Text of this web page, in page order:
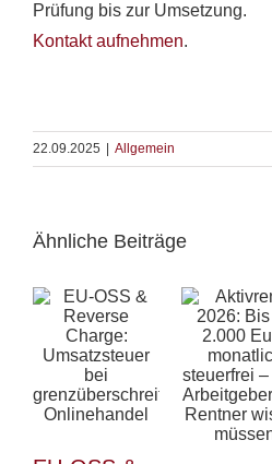
Prüfung bis zur Umsetzung.
Kontakt aufnehmen.
22.09.2025 Allgemein
Ähnliche Beiträge